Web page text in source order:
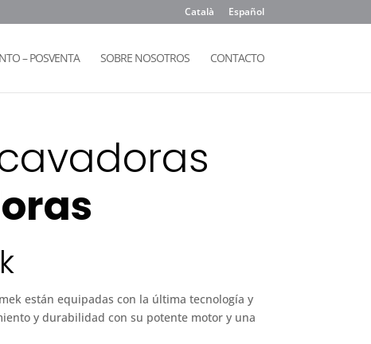
Català Español
– POSVENTA SOBRE NOSOTROS CONTACTO
están equipadas con la última tecnología y
y durabilidad con su potente motor y una